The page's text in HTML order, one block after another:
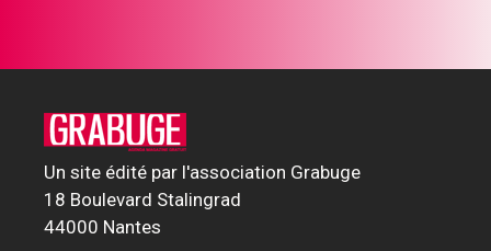
Un site édité par l'association Grabuge
18 Boulevard Stalingrad
44000 Nantes